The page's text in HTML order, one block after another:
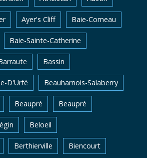
Ayer's Cliff Baie-Comeau
Baie-Sainte-Catherine
Bassin
D'Urfé Beauharnois-Salaberry
Beaupré Beaupré
Beloeil
Berthierville Biencourt